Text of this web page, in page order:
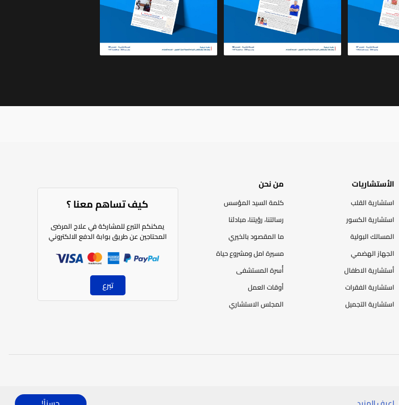
الأستشاريات
استشارية القلب
استشارية الكسور
المسالك البولية
الجهاز الهضمي
أستشارية الاطفال
استشارية الفقرات
استشارية التجميل
من نحن
كلمة السيد المؤسس
رسالتنا، رؤيتنا، مبادئنا
ما المقصود بالخيري
مسيرة امل ومشروع حياة
أُسرة المستشفى
أوقات العمل
المجلس الاستشاري
كيف تساهم معنا ؟​
يمكنكم التبرع للمشاركة في علاج المرضى
المحتاجين عن طريق بوابة الدفع الالكتروني
تبرع
العربية